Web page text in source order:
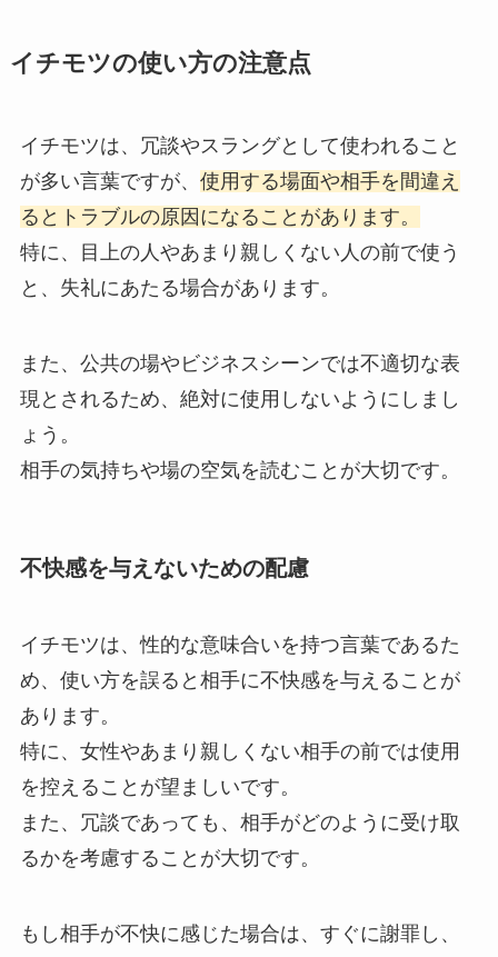
イチモツの使い方の注意点
イチモツは、冗談やスラングとして使われること
が多い言葉ですが、 使用する場面や相手を間違え
るとトラブルの原因になることがあります。
特に、目上の人やあまり親しくない人の前で使う
と、失礼にあたる場合があります。
また、公共の場やビジネスシーンでは不適切な表
現とされるため、絶対に使用しないようにしまし
ょう。
相手の気持ちや場の空気を読むことが大切です。
不快感を与えないための配慮
イチモツは、性的な意味合いを持つ言葉であるた
め、使い方を誤ると相手に不快感を与えることが
あります。
特に、女性やあまり親しくない相手の前では使用
を控えることが望ましいです。
また、冗談であっても、相手がどのように受け取
るかを考慮することが大切です。
もし相手が不快に感じた場合は、すぐに謝罪し、